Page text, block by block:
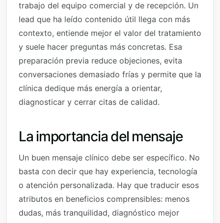
trabajo del equipo comercial y de recepción. Un
lead que ha leído contenido útil llega con más
contexto, entiende mejor el valor del tratamiento
y suele hacer preguntas más concretas. Esa
preparación previa reduce objeciones, evita
conversaciones demasiado frías y permite que la
clínica dedique más energía a orientar,
diagnosticar y cerrar citas de calidad.
La importancia del mensaje
Un buen mensaje clínico debe ser específico. No
basta con decir que hay experiencia, tecnología
o atención personalizada. Hay que traducir esos
atributos en beneficios comprensibles: menos
dudas, más tranquilidad, diagnóstico mejor